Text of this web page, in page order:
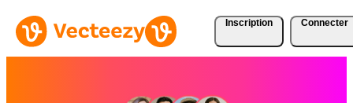
Inscription Connecter